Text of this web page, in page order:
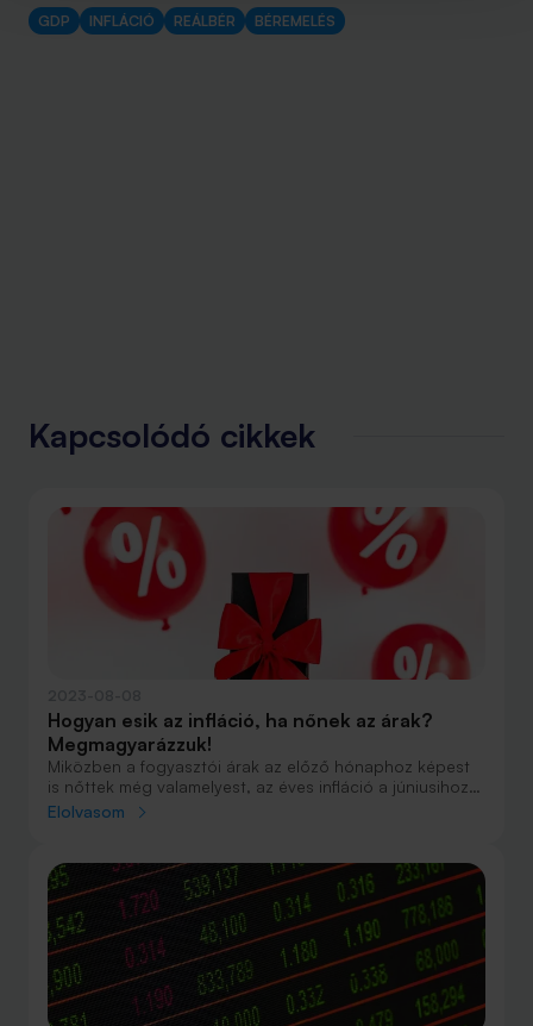
GDP INFLÁCIÓ REÁLBÉR BÉREMELÉS
Kapcsolódó cikkek
Hogyan esik az infláció, ha nőnek az árak?
Megmagyarázzuk!
Miközben a fogyasztói árak az előző hónaphoz képest
is nőttek még valamelyest, az éves infláció a júniusihoz
képest júliusban nagyot csökkent. Hogyan lehet ez, és
Elolvasom